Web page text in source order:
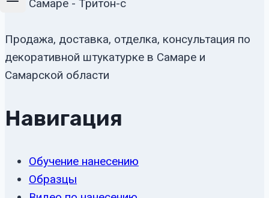
Продажа, доставка, отделка, консультация по
декоративной штукатурке в Самаре и
Самарской области
Навигация
Обучение нанесению
Образцы